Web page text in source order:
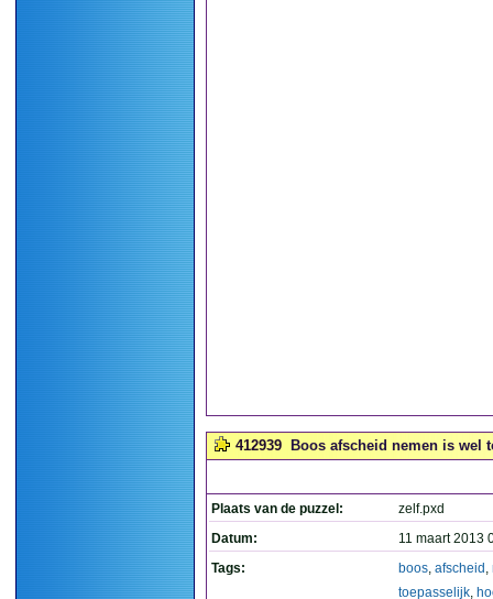
412939 Boos afscheid nemen is wel
Plaats van de puzzel:
zelf.pxd
Datum:
11 maart 2013
Tags:
boos, afscheid ,
toepasselijk,